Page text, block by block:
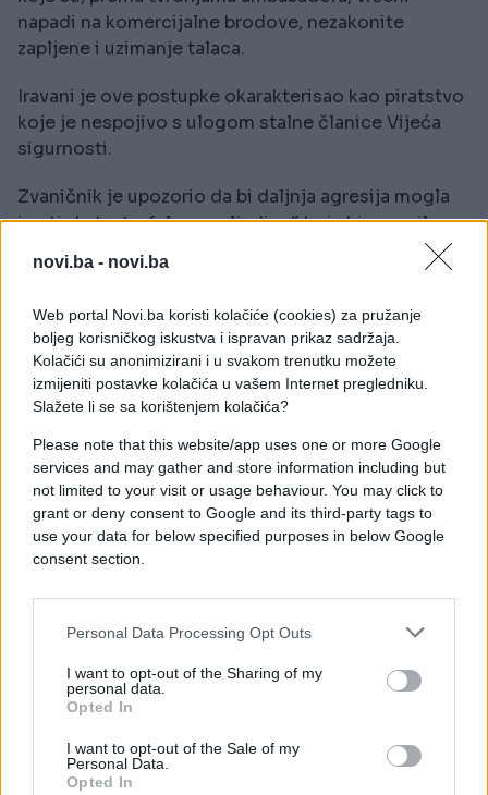
novi.ba - novi.ba
Web portal Novi.ba koristi kolačiće (cookies) za pružanje
boljeg korisničkog iskustva i ispravan prikaz sadržaja.
Kolačići su anonimizirani i u svakom trenutku možete
izmijeniti postavke kolačića u vašem Internet pregledniku.
Slažete li se sa korištenjem kolačića?
Please note that this website/app uses one or more Google
services and may gather and store information including but
not limited to your visit or usage behaviour. You may click to
grant or deny consent to Google and its third-party tags to
use your data for below specified purposes in below Google
consent section.
Personal Data Processing Opt Outs
I want to opt-out of the Sharing of my
personal data.
Opted In
I want to opt-out of the Sale of my
Personal Data.
Opted In
napadi na komercijalne brodove, nezakonite
zapljene i uzimanje talaca.
Iravani je ove postupke okarakterisao kao piratstvo
koje je nespojivo s ulogom stalne članice Vijeća
sigurnosti.
Zvaničnik je upozorio da bi daljnja agresija mogla
imati „katastrofalne posljedice“ koje bi ugrozile
diplomatije i dijaloga, te je upućen poziv
Ujedinjenim nacijama da:
eksplicitno i nedvosmisleno osude nezakonite
pozovu Washington na poštivanje međunarodnog
prava i suzdržavanje od provokacija.
"Ovi agresivni i provokativni činovi, koje je
predsjednik Sjedinjenih Država otvoreno priznao,
predstavljaju jasno kršenje primirja od 8. aprila
2026. i očigledno kršenje člana 2(4) Povelje